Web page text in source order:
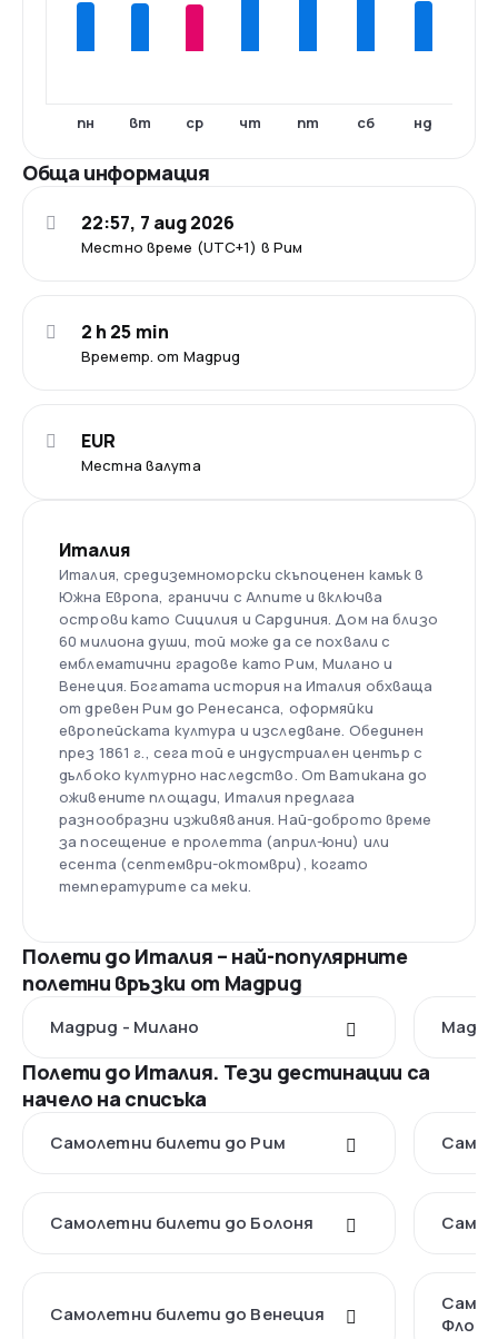
пн вт ср чт пт сб нд
Обща информация
Местно време (UTC+1) в Рим
22:57, 7 aug 2026
Времетр. от Мадрид
2 h 25 min
Местна валута
EUR
Италия
Италия, средиземноморски скъпоценен камък в
Южна Европа, граничи с Алпите и включва
острови като Сицилия и Сардиния. Дом на близо
60 милиона души, той може да се похвали с
емблематични градове като Рим, Милано и
Венеция. Богатата история на Италия обхваща
от древен Рим до Ренесанса, оформяйки
европейската култура и изследване. Обединен
през 1861 г., сега той е индустриален център с
дълбоко културно наследство. От Ватикана до
оживените площади, Италия предлага
разнообразни изживявания. Най-доброто време
за посещение е пролетта (април-юни) или
есента (септември-октомври), когато
температурите са меки.
Полети до Италия – най-популярните
полетни връзки от Мадрид
Мадрид - Милано
Полети до Италия. Тези дестинации са
начело на списъка
Самолетни билети до Рим
Самолетни билети до Болоня
Самолетни билети до Венеция